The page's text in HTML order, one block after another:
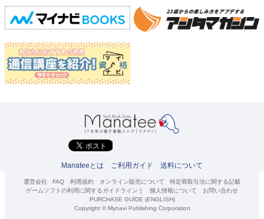
Manateeとは ご利用ガイド 送料について
運営会社 FAQ 利用規約 オンライン販売について
特定商取引法に関する記載
ゲームソフトの利用に関するガイドライン ｜ 個人情報について
お問い合わせ
PURCHASE GUIDE (ENGLISH)
Copyright © Mynavi Publishing Corporation